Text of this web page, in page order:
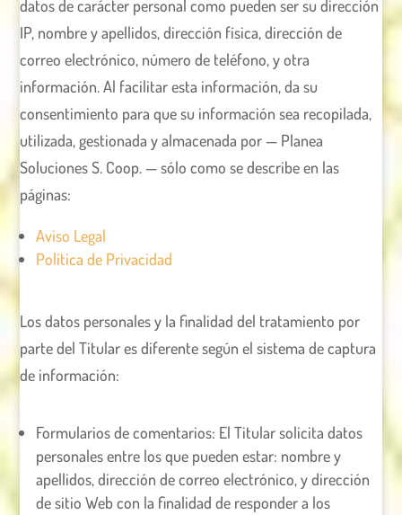
datos de carácter personal como pueden ser su dirección
IP, nombre y apellidos, dirección física, dirección de
correo electrónico, número de teléfono, y otra
información. Al facilitar esta información, da su
consentimiento para que su información sea recopilada,
utilizada, gestionada y almacenada por — Planea
Soluciones S. Coop. — sólo como se describe en las
páginas:
Aviso Legal
Política de Privacidad
Los datos personales y la finalidad del tratamiento por
parte del Titular es diferente según el sistema de captura
de información:
Formularios de comentarios: El Titular solicita datos
personales entre los que pueden estar: nombre y
apellidos, dirección de correo electrónico, y dirección
de sitio Web con la finalidad de responder a los